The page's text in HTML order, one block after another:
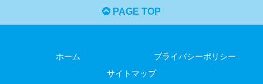
PAGE TOP
ホーム
プライバシーポリシー
サイトマップ